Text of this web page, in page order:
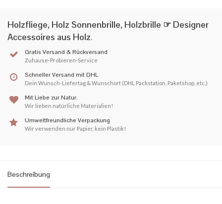
Holzfliege, Holz Sonnenbrille, Holzbrille ☞ Designer
Accessoires aus Holz.
Gratis Versand & Rückversand
Zuhause-Probieren-Service
Schneller Versand mit DHL
Dein Wunsch-Liefertag & Wunschort (DHL Packstation, Paketshop, etc.)
Mit Liebe zur Natur.
Wir lieben natürliche Materialien!
Umweltfreundliche Verpackung
Wir verwenden nur Papier, kein Plastik!
Beschreibung